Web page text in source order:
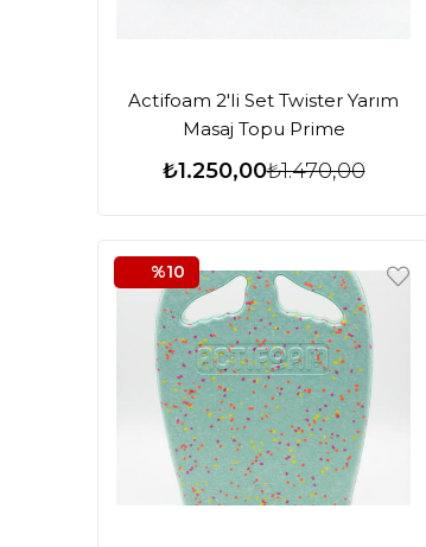
Actifoam 2'li Set Twister Yarım
Masaj Topu Prime
₺1.250,00₺1.470,00
%10